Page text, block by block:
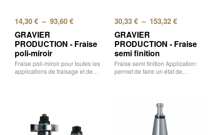
14,30€ – 93,60€
GRAVIER
PRODUCTION - Fraise
poli-miroir
Fraise poli-miroir pour toutes les
applications de fraisage et de…
30,33€ – 153,32€
GRAVIER
PRODUCTION - Fraise
semi finition
Fraise semi finition Application:
permet de faire un état de…